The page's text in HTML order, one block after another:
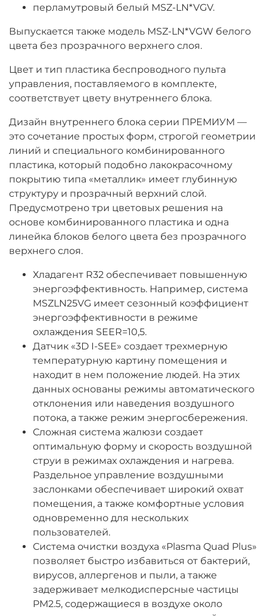
перламутровый белый MSZ-LN*VGV.
Выпускается также модель MSZ-LN*VGW белого
цвета без прозрачного верхнего слоя.
Цвет и тип пластика беспроводного пульта
управления, поставляемого в комплекте,
соответствует цвету внутреннего блока.
Дизайн внутреннего блока серии ПРЕМИУМ —
это сочетание простых форм, строгой геометрии
линий и специального комбинированного
пластика, который подобно лакокрасочному
покрытию типа «металлик» имеет глубинную
структуру и прозрачный верхний слой.
Предусмотрено три цветовых решения на
основе комбинированного пластика и одна
линейка блоков белого цвета без прозрачного
верхнего слоя.
Хладагент R32 обеспечивает повышенную
энергоэффективность. Например, система
MSZLN25VG имеет сезонный коэффициент
энергоэффективности в режиме
охлаждения SEER=10,5.
Датчик «3D I-SEE» создает трехмерную
температурную картину помещения и
находит в нем положение людей. На этих
данных основаны режимы автоматического
отклонения или наведения воздушного
потока, а также режим энергосбережения.
Сложная система жалюзи создает
оптимальную форму и скорость воздушной
струи в режимах охлаждения и нагрева.
Раздельное управление воздушными
заслонками обеспечивает широкий охват
помещения, а также комфортные условия
одновременно для нескольких
пользователей.
Система очистки воздуха «Plasma Quad Plus»
позволяет быстро избавиться от бактерий,
вирусов, аллергенов и пыли, а также
задерживает мелкодисперсные частицы
PM2.5, содержащиеся в воздухе около